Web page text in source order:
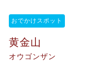
おでかけスポット
黄金山
オウゴンザン